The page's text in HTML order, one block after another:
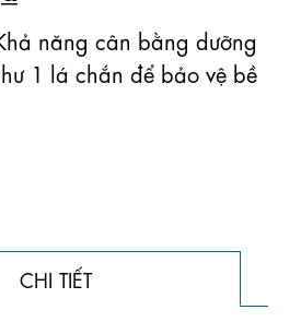
năng cân bằng dưỡng
1 lá chắn để bảo vệ bề
CHI TIẾT